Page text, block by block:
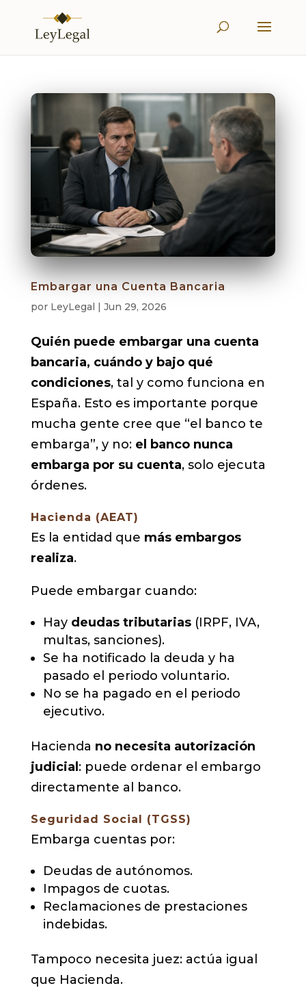
Embargar una Cuenta Bancaria
por LeyLegal | Jun 29, 2026
Quién puede embargar una cuenta
bancaria, cuándo y bajo qué
condiciones, tal y como funciona en
España. Esto es importante porque
mucha gente cree que “el banco te
embarga”, y no: el banco nunca
embarga por su cuenta, solo ejecuta
órdenes.
Hacienda (AEAT)
Es la entidad que más embargos
realiza.
Puede embargar cuando:
Hay deudas tributarias(IRPF, IVA,
multas, sanciones).
Se ha notificado la deuda y ha
pasado el periodo voluntario.
No se ha pagado en el periodo
ejecutivo.
Hacienda no necesita autorización
judicial : puede ordenar el embargo
directamente al banco.
Seguridad Social (TGSS)
Embarga cuentas por:
Deudas de autónomos.
Impagos de cuotas.
Reclamaciones de prestaciones
indebidas.
Tampoco necesita juez: actúa igual
que Hacienda.